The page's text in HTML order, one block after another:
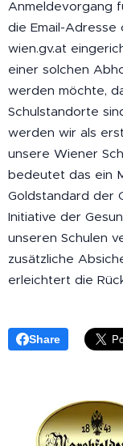
Anmeldevorgang
die Email-
wien.gv.at
einer solchen
werden möchte,
Schulstandorte
werden wir als
unsere Wiener
bedeutet das ein
Goldstandard der
Initiative der
unseren Schulen
zusätzliche
erleichtert die
Share